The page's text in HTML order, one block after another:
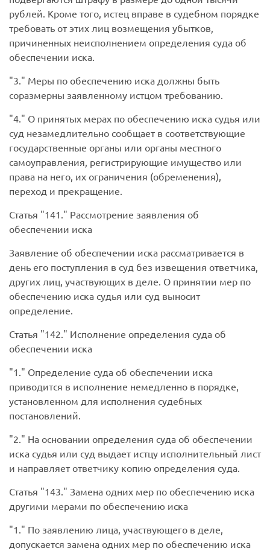
рублей. Кроме того, истец вправе в судебном порядке
требовать от этих лиц возмещения убытков,
причиненных неисполнением определения суда об
обеспечении иска.
3.
Меры по обеспечению иска должны быть
соразмерны заявленному истцом требованию.
4.
О принятых мерах по обеспечению иска судья или
суд незамедлительно сообщает в соответствующие
государственные органы или органы местного
самоуправления, регистрирующие имущество или
права на него, их ограничения (обременения),
переход и прекращение.
Статья
141.
Рассмотрение заявления об
обеспечении иска
Заявление об обеспечении иска рассматривается в
день его поступления в суд без извещения ответчика,
других лиц, участвующих в деле. О принятии мер по
обеспечению иска судья или суд выносит
определение.
Статья
142.
Исполнение определения суда об
обеспечении иска
1.
Определение суда об обеспечении иска
приводится в исполнение немедленно в порядке,
установленном для исполнения судебных
постановлений.
2.
На основании определения суда об обеспечении
иска судья или суд выдает истцу исполнительный лист
и направляет ответчику копию определения суда.
Статья
143. Замена одних мер по обеспечению иска
другими мерами по обеспечению иска
1.
По заявлению лица, участвующего в деле,
допускается замена одних мер по обеспечению иска